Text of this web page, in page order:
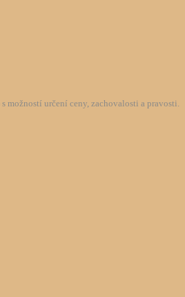
určení ceny, zachovalosti a pravosti.